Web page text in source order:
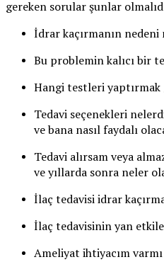
gereken sorular şunlar
İdrar kaçırmanın
Bu problemin kalıcı bir
Hangi testleri yaptırmak
Tedavi seçenekleri
ve bana nasıl faydalı
Tedavi alırsam veya
ve yıllarda sonra neler
İlaç tedavisi idrar
İlaç tedavisinin yan
Ameliyat ihtiyacım